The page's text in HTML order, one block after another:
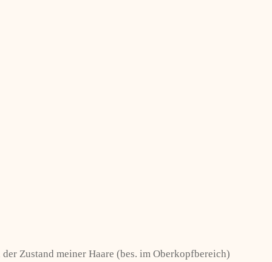
Zustand meiner Haare (bes. im Oberkopfbereich)